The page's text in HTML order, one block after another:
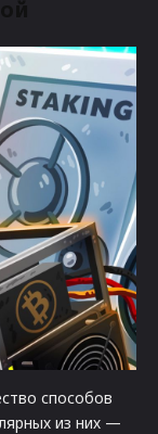
способов
из них —